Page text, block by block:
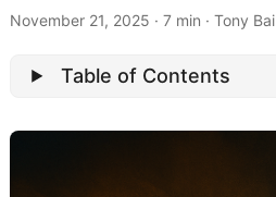
November 21, 2025 · 7 min · Tony Bai
Table of Contents